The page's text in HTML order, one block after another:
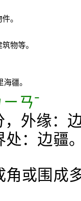
。
物等。
疆。
ㄢˉ
外缘：
：边疆
或围成